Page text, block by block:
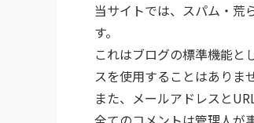
当サイトでは、スパム・荒
す。
これはブログの標準機能と
スを使用することはありま
また、メールアドレスと